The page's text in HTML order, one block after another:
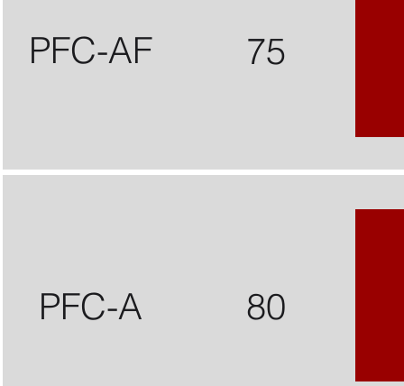
PFC-AF 75
PFC-A 80